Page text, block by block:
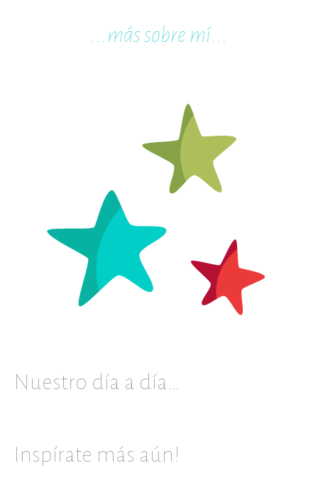
...más sobre mí...
Nuestro día a día…
Inspírate más aún!